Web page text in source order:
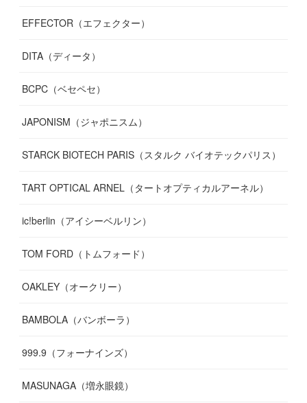
EFFECTOR（エフェクター）
DITA（ディータ）
BCPC（ベセペセ）
JAPONISM（ジャポニスム）
STARCK BIOTECH PARIS（スタルク バイオテックパリス）
TART OPTICAL ARNEL（タートオプティカルアーネル）
ic!berlin（アイシーベルリン）
TOM FORD（トムフォード）
OAKLEY（オークリー）
BAMBOLA（バンボーラ）
999.9（フォーナインズ）
MASUNAGA（増永眼鏡）